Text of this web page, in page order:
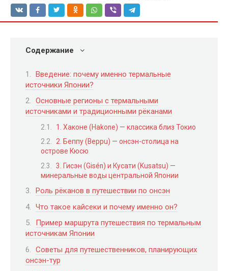
Содержание
Введение: почему именно термальные
источники Японии?
Основные регионы с термальными
источниками и традиционными рёканами
1. Хаконе (Hakone) — классика близ Токио
2. Беппу (Beppu) — онсэн-столица на
острове Кюсю
3. Гисэн (Gisén) и Кусати (Kusatsu) —
минеральные воды центральной Японии
Роль рёканов в путешествии по онсэн
Что такое кайсеки и почему именно он?
Пример маршрута путешествия по термальным
источникам Японии
Советы для путешественников, планирующих
онсэн-тур